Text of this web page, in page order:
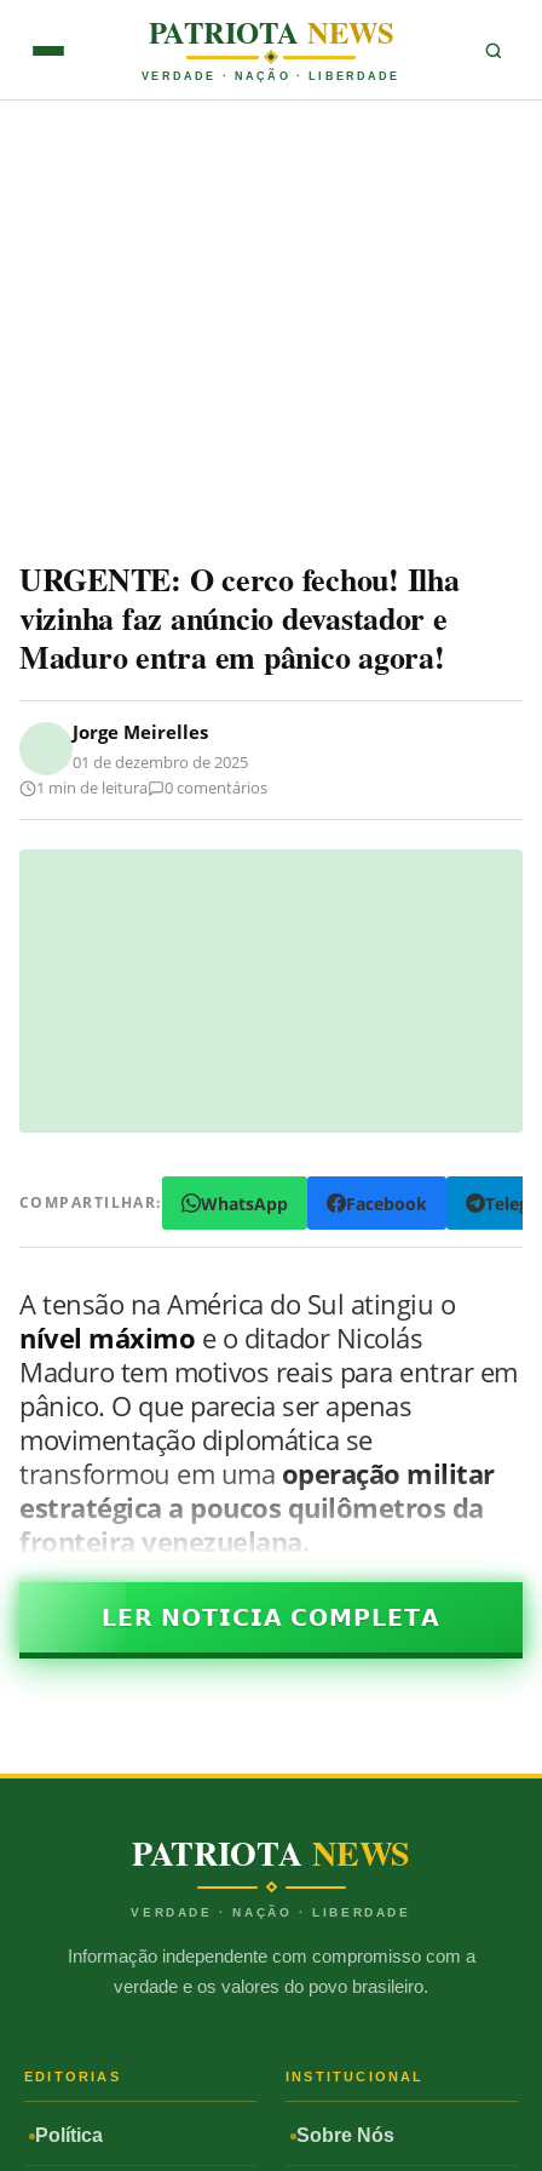
PATRIOTANEWS
VERDADE · NAÇÃO · LIBERDADE
URGENTE: O cerco fechou! Ilha
vizinha faz anúncio devastador e
Maduro entra em pânico agora!
Jorge Meirelles
01 de dezembro de 2025
1 min de leitura
0 comentários
COMPARTILHAR: WhatsApp Facebook
A tensão na América do Sul atingiu o
nível máximo e o ditador Nicolás
Maduro tem motivos reais para entrar em
pânico. O que parecia ser apenas
movimentação diplomática se
transformou em uma operação militar
estratégica a poucos quilômetros da
fronteira venezuelana.
𝗟𝗘𝗥 𝗡𝗢𝗧𝗜𝗖𝗜𝗔 𝗖𝗢𝗠𝗣𝗟𝗘𝗧𝗔
PATRIOTANEWS
VERDADE · NAÇÃO · LIBERDADE
Informação independente com compromisso com a
verdade e os valores do povo brasileiro.
EDITORIAS
Política
INSTITUCIONAL
Sobre Nós